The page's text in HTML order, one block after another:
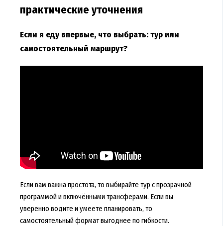
практические уточнения
Если я еду впервые, что выбрать: тур или
самостоятельный маршрут?
Если вам важна простота, то выбирайте тур с прозрачной
программой и включёнными трансферами. Если вы
уверенно водите и умеете планировать, то
самостоятельный формат выгоднее по гибкости.